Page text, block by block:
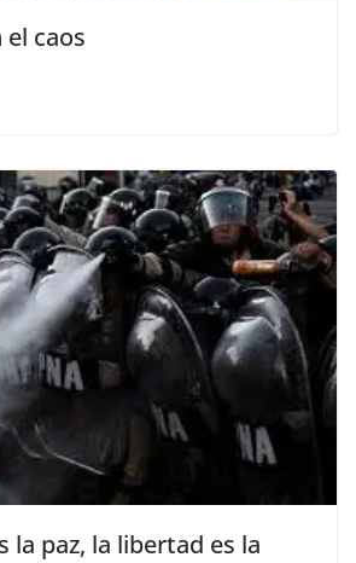
el caos
la paz, la libertad es la